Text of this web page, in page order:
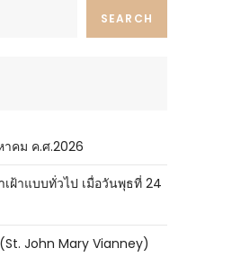
SEARCH
คม ค.ศ.2026
าเฝ้าแบบทั่วไป เมื่อวันพุธที่ 24
John Mary Vianney)